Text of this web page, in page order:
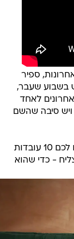
ב-14 שנים האחרונות, ספיר
בשבוע שעבר,
לאחד
סיבה שהשם
כדי לחגוג את צאת שירו החדש, הכנו לכם 10 עובדות
- כדי שהוא